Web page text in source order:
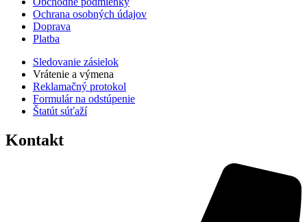
Ochrana osobných údajov
Doprava
Platba
Sledovanie zásielok
Vrátenie a výmena
Reklamačný protokol
Formulár na odstúpenie
Štatút súťaží
Kontakt